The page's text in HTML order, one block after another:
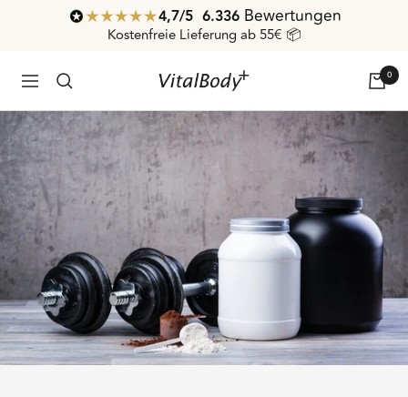
4,7/ 5 6.336 Bewertungen
Kostenfreie Lieferung ab 55€ 📦
Navigation VitalBodyPLUS.de 0